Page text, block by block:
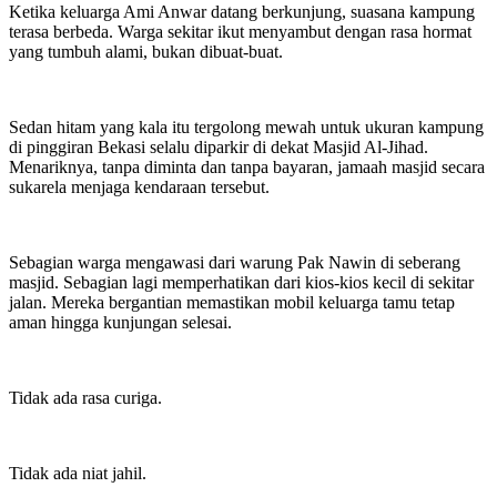
Ketika keluarga Ami Anwar datang berkunjung, suasana kampung
terasa berbeda. Warga sekitar ikut menyambut dengan rasa hormat
yang tumbuh alami, bukan dibuat-buat.
Sedan hitam yang kala itu tergolong mewah untuk ukuran kampung
di pinggiran Bekasi selalu diparkir di dekat Masjid Al-Jihad.
Menariknya, tanpa diminta dan tanpa bayaran, jamaah masjid secara
sukarela menjaga kendaraan tersebut.
Sebagian warga mengawasi dari warung Pak Nawin di seberang
masjid. Sebagian lagi memperhatikan dari kios-kios kecil di sekitar
jalan. Mereka bergantian memastikan mobil keluarga tamu tetap
aman hingga kunjungan selesai.
Tidak ada rasa curiga.
Tidak ada niat jahil.